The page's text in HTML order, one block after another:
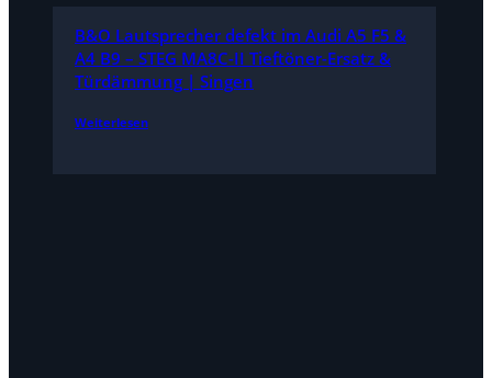
B&O Lautsprecher defekt im Audi A5 F5 &
A4 B9 – STEG MA8C-II Tieftöner-Ersatz &
Türdämmung | Singen
Weiterlesen